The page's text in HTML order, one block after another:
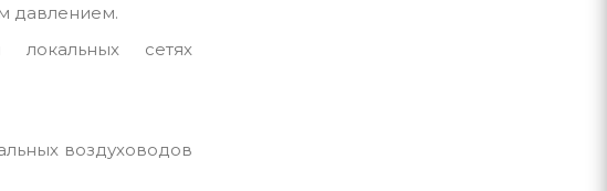
давлением.
сетях
воздуховодов